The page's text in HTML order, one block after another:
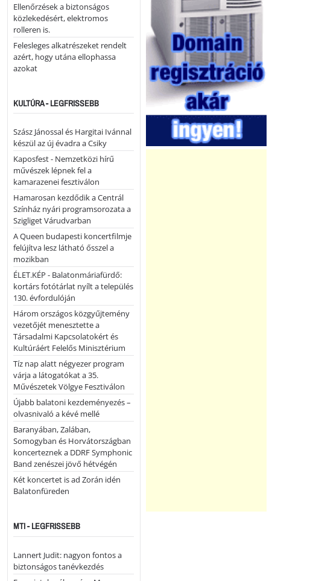
Ellenőrzések a biztonságos
közlekedésért, elektromos
rolleren is.
Felesleges alkatrészeket rendelt
azért, hogy utána ellophassa
azokat
KULTÚRA - LEGFRISSEBB
Szász Jánossal és Hargitai Ivánnal
készül az új évadra a Csiky
Kaposfest - Nemzetközi hírű
művészek lépnek fel a
kamarazenei fesztiválon
Hamarosan kezdődik a Centrál
Színház nyári programsorozata a
Szigliget Várudvarban
A Queen budapesti koncertfilmje
felújítva lesz látható ősszel a
mozikban
ÉLET.KÉP - Balatonmáriafürdő:
kortárs fotótárlat nyílt a település
130. évfordulóján
Három országos közgyűjtemény
vezetőjét menesztette a
Társadalmi Kapcsolatokért és
Kultúráért Felelős Minisztérium
Tíz nap alatt négyezer program
várja a látogatókat a 35.
Művészetek Völgye Fesztiválon
Újabb balatoni kezdeményezés –
olvasnivaló a kévé mellé
Baranyában, Zalában,
Somogyban és Horvátországban
koncerteznek a DDRF Symphonic
Band zenészei jövő hétvégén
Két koncertet is ad Zorán idén
Balatonfüreden
MTI - LEGFRISSEBB
Lannert Judit: nagyon fontos a
biztonságos tanévkezdés